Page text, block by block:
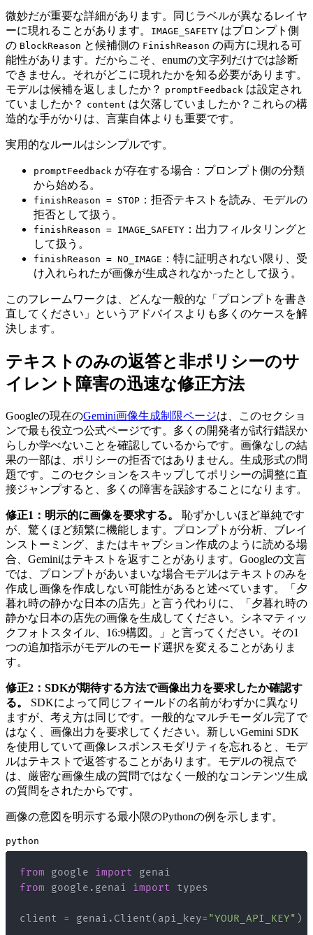
微妙だが重要な詳細があります。同じラベルが異なるレイヤ
ーに現れることがあります。
IMAGE_SAFETY はプロンプト側
の BlockReason と候補側の FinishReason の両方に現れる可
能性があります。だからこそ、enumの文字列だけでは診断
できません。それがどこに現れたかを知る必要があります。
モデルは候補を返しましたか？ promptFeedback は設定され
ていましたか？ content は欠落していましたか？これらの構
造的な手がかりは、言葉自体よりも重要です。
実用的なルールはシンプルです。
promptFeedback が存在する場合：プロンプト側の分類
から始める。
finishReason = STOP ：拒否テキストを読み、モデルの
拒否として扱う。
finishReason = IMAGE_SAFETY ：出力フィルタリングと
して扱う。
finishReason = NO_IMAGE ：特に証明されない限り、受
け入れられたが画像が生成されなかったとして扱う。
このフレームワークは、どんな一般的な「プロンプトを書き
直してください」というアドバイスよりも多くのケースを解
決します。
テキストのみの返答と非ポリシーのサ
イレント障害の迅速な修正方法
Googleの現在のGemini画像生成制限ページは、このセクショ
ンで最も役立つ公式ページです。多くの開発者が試行錯誤か
らしか学べないことを確認しているからです。画像なしの結
果の一部は、ポリシーの拒否ではありません。生成形式の問
題です。このセクションをスキップしてポリシーの調整に直
接ジャンプすると、多くの障害を誤診することになります。
修正1：明示的に画像を要求する。
恥ずかしいほど単純です
が、驚くほど頻繁に機能します。プロンプトが分析、ブレイ
ンストーミング、またはキャプション作成のように読める場
合、Geminiはテキストを返すことがあります。Googleの文言
では、プロンプトがあいまいな場合モデルはテキストのみを
作成し画像を作成しない可能性があると述べています。「夕
暮れ時の静かな日本の店先」と言う代わりに、「夕暮れ時の
静かな日本の店先の画像を生成してください。シネマティッ
クフォトスタイル、16:9構図。」と言ってください。その1
つの追加指示がモデルのモード選択を変えることがありま
す。
修正2：SDKが期待する方法で画像出力を要求したか確認す
る。
SDKによって同じフィールドの名前がわずかに異なり
ますが、考え方は同じです。一般的なマルチモーダル完了で
はなく、画像出力を要求してください。新しいGemini SDK
を使用していて画像レスポンスモダリティを忘れると、モデ
ルはテキストで返答することがあります。モデルの視点で
は、厳密な画像生成の質問ではなく一般的なコンテンツ生成
の質問をされたからです。
画像の意図を明示する最小限のPythonの例を示します。
python
from google import
from google . genai import
client = genai . Client( api_key= "YOUR_API_KEY" )